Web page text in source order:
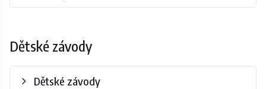
Dětské závody
Dětské závody